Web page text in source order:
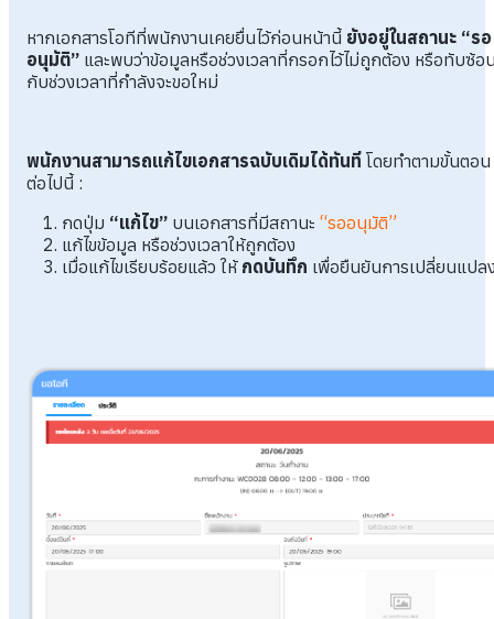
หากเอกสารโอทีที่พนักงานเคยยื่นไว้ก่อนหน้านี้ ยังอยู่ในสถานะ “รอ
อนุมัติ” และพบว่าข้อมูลหรือช่วงเวลาที่กรอกไว้ไม่ถูกต้อง หรือทับซ้อ
กับช่วงเวลาที่กำลังจะขอใหม่
พนักงานสามารถแก้ไขเอกสารฉบับเดิมได้ทันที โดยทำตามขั้นตอน
ต่อไปนี้ :
กดปุ่ม “แก้ไข” บนเอกสารที่มีสถานะ “รออนุมัติ”
แก้ไขข้อมูล หรือช่วงเวลาให้ถูกต้อง
เมื่อแก้ไขเรียบร้อยแล้ว ให้ กดบันทึก เพื่อยืนยันการเปลี่ยนแปล